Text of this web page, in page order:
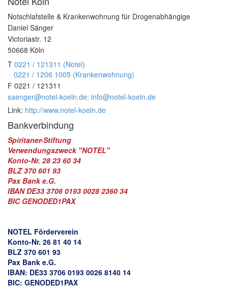
Engagement / Spenden
Kontakt
Service
Stellenangebote
Archiv
Suche
Notschlafstelle & Krankenwohnung für Drogenabhängige
Daniel Sänger
Victoriastr. 12
50668 Köln
T 0221 / 121311 (Notel)
0221 / 1206 1005 (Krankenwohnung)
F 0221 / 121311
saenger@notel-koeln.de; info@notel-koeln.de
Link: http://www.notel-koeln.de
Bankverbindung
Spiritaner-Stiftung
Verwendungszweck "NOTEL"
Konto-Nr. 28 23 60 34
BLZ 370 601 93
Pax Bank e.G.
IBAN DE33 3706 0193 0028 2360 34
BIC GENODED1PAX
NOTEL Förderverein
Konto-Nr. 26 81 40 14
BLZ 370 601 93
Pax Bank e.G.
IBAN: DE33 3706 0193 0026 8140 14
BIC: GENODED1PAX